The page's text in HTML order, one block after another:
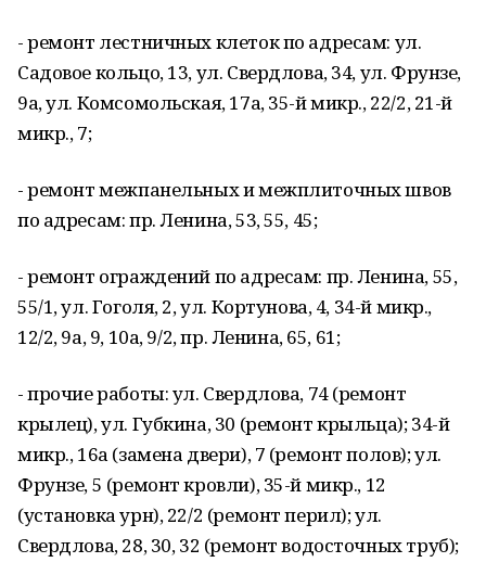
- ремонт лестничных клеток по адресам: ул.
Садовое кольцо, 13, ул. Свердлова, 34, ул. Фрунзе,
9а, ул. Комсомольская, 17а, 35-й микр., 22/2, 21-й
микр., 7;
- ремонт межпанельных и межплиточных швов
по адресам: пр. Ленина, 53, 55, 45;
- ремонт ограждений по адресам: пр. Ленина, 55,
55/1, ул. Гоголя, 2, ул. Кортунова, 4, 34-й микр.,
12/2, 9а, 9, 10а, 9/2, пр. Ленина, 65, 61;
- прочие работы: ул. Свердлова, 74 (ремонт
крылец), ул. Губкина, 30 (ремонт крыльца); 34-й
микр., 16а (замена двери), 7 (ремонт полов); ул.
Фрунзе, 5 (ремонт кровли), 35-й микр., 12
(установка урн), 22/2 (ремонт перил); ул.
Свердлова, 28, 30, 32 (ремонт водосточных труб);